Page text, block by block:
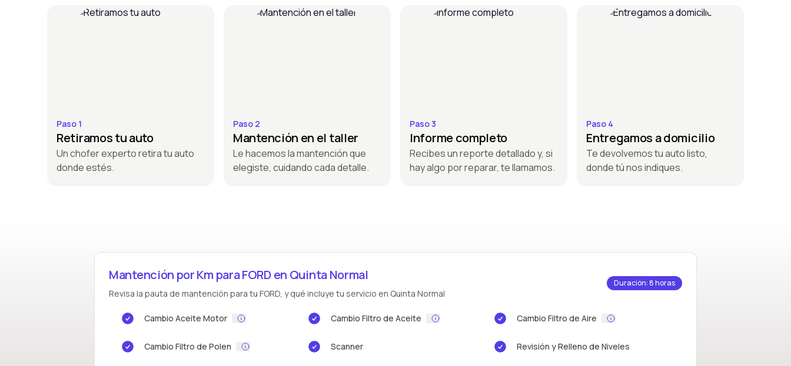
Paso 1
Retiramos tu auto
Un chofer experto retira tu auto
donde estés.
Paso 2
Mantención en el taller
Le hacemos la mantención que
elegiste, cuidando cada detalle.
Paso 3
Informe completo
Recibes un reporte detallado y, si
hay algo por reparar, te llamamos.
Paso 4
Entregamos a domicilio
Te devolvemos tu auto listo,
donde tú nos indiques.
Mantención por Km para FORD en Quinta Normal
Revisa la pauta de mantención para tu FORD, y qué incluye tu servicio en Quinta Normal
Duración: 8 horas
Cambio Aceite Motor Cambio Filtro de Aceite Cambio Filtro de Aire
Cambio Filtro de Polen Scanner Revisión y Relleno de Niveles